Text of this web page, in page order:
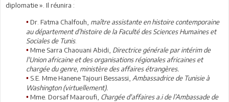
diplomatie ». Il réunira :
• Dr. Fatma Chalfouh, maître assistante en histoire contemporaine
au département d’histoire de la Faculté des Sciences Humaines et
Sociales de Tunis.
• Mme Sarra Chaouani Abidi, Directrice générale par intérim de
l'Union africaine et des organisations régionales africaines et
chargée du genre, ministère des affaires étrangères.
• S.E. Mme Hanene Tajouri Bessassi, Ambassadrice de Tunisie à
Washington (virtuellement).
• Mme. Dorsaf Maaroufi, Chargée d'affaires a.i de l’Ambassade de